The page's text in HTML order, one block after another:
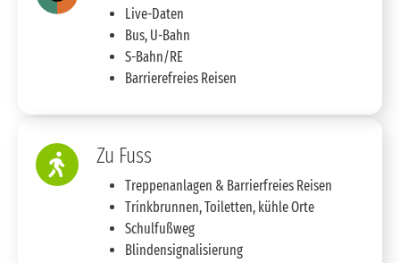
Live-Daten
Bus, U-Bahn
S-Bahn/RE
Barrierefreies Reisen
Zu Fuss
Treppenanlagen & Barrierfreies Reisen
Trinkbrunnen, Toiletten, kühle Orte
Schulfußweg
Blindensignalisierung